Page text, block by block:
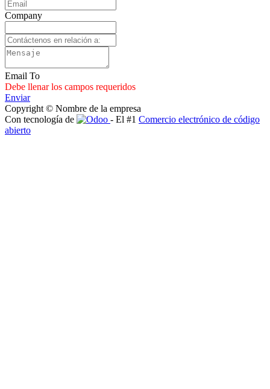
Company
Email To
Debe llenar los campos requeridos
Enviar
Copyright © Nombre de la empresa
Con tecnología de
- El #1 Comercio electrónico de código
abierto